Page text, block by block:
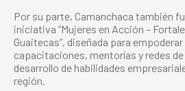
Por su parte, Camanchaca también
iniciativa “Mujeres en Acción –
Guaitecas”, diseñada para
capacitaciones, mentorías y redes
desarrollo de habilidades
región.